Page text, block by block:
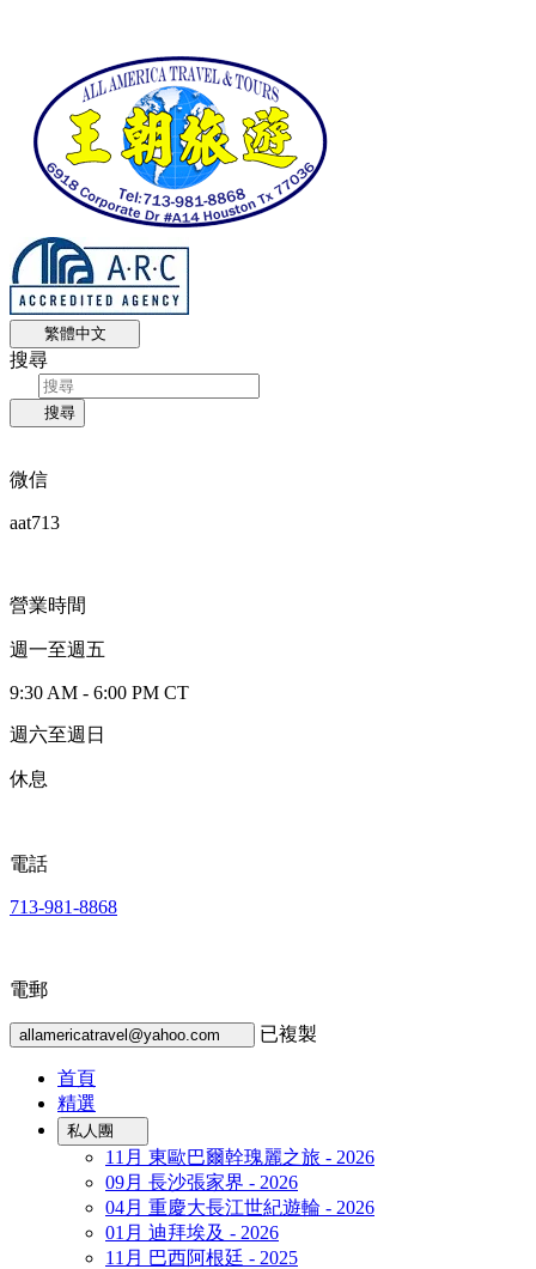
繁體中文
搜尋
搜尋
微信
aat713
營業時間
週一至週五
9:30 AM - 6:00 PM CT
週六至週日
休息
電話
713-981-8868
電郵
allamericatravel@yahoo.com 已複製
首頁
精選
私人團
11月 東歐巴爾幹瑰麗之旅 - 2026
09月 長沙張家界 - 2026
04月 重慶大長江世紀遊輪 - 2026
01月 迪拜埃及 - 2026
11月 巴西阿根廷 - 2025